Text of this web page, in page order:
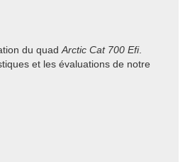
du quad Arctic Cat 700 Efi.
et les évaluations de notre